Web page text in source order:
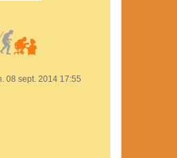
08 sept. 2014 17:55